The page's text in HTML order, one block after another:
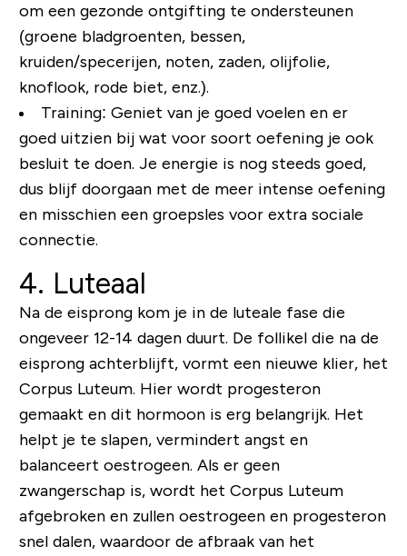
om een ​​gezonde ontgifting te ondersteunen
(groene bladgroenten, bessen,
kruiden/specerijen, noten, zaden, olijfolie,
knoflook, rode biet, enz.).
Training: Geniet van je goed voelen en er
goed uitzien bij wat voor soort oefening je ook
besluit te doen. Je energie is nog steeds goed,
dus blijf doorgaan met de meer intense oefening
en misschien een groepsles voor extra sociale
connectie.
4. Luteaal
Na de eisprong kom je in de luteale fase die
ongeveer 12-14 dagen duurt. De follikel die na de
eisprong achterblijft, vormt een nieuwe klier, het
Corpus Luteum. Hier wordt progesteron
gemaakt en dit hormoon is erg belangrijk. Het
helpt je te slapen, vermindert angst en
balanceert oestrogeen. Als er geen
zwangerschap is, wordt het Corpus Luteum
afgebroken en zullen oestrogeen en progesteron
snel dalen, waardoor de afbraak van het